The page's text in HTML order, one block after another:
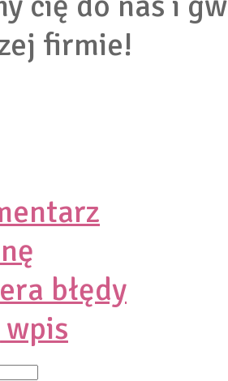
firmie!
błędy